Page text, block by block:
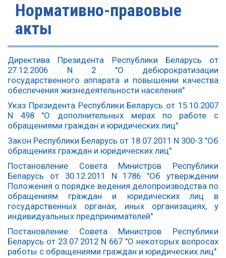
Нормативно-правовые
акты
Директива Президента Республики Беларусь от
27.12.2006 N 2 "О дебюрократизации
государственного аппарата и повышении качества
обеспечения жизнедеятельности населения"
Указ Президента Республики Беларусь от 15.10.2007
N 498 "О дополнительных мерах по работе с
обращениями граждан и юридических лиц"
Закон Республики Беларусь от 18.07.2011 N 300-З "Об
обращениях граждан и юридических лиц"
Постановление Совета Министров Республики
Беларусь от 30.12.2011 N 1786 "Об утверждении
Положения о порядке ведения делопроизводства по
обращениям граждан и юридических лиц в
государственных органах, иных организациях, у
индивидуальных предпринимателей"
Постановление Совета Министров Республики
Беларусь от 23.07.2012 N 667 "О некоторых вопросах
работы с обращениями граждан и юридических лиц"